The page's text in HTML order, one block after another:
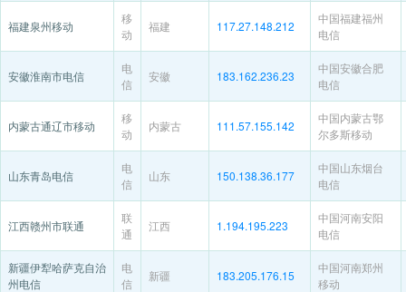
福建泉州移动
移
动
福建 117.27.148.212
中国福建福州
电信
安徽淮南市电信
电
信
安徽 183.162.236.23
中国安徽合肥
电信
内蒙古通辽市移动
移
动
内蒙古 111.57.155.142
中国内蒙古鄂
尔多斯移动
山东青岛电信
电
信
山东 150.138.36.177
中国山东烟台
电信
江西赣州市联通
联
通
江西 1.194.195.223
中国河南安阳
电信
新疆伊犁哈萨克自治
州电信
电
信
新疆 183.205.176.15
中国河南郑州
移动